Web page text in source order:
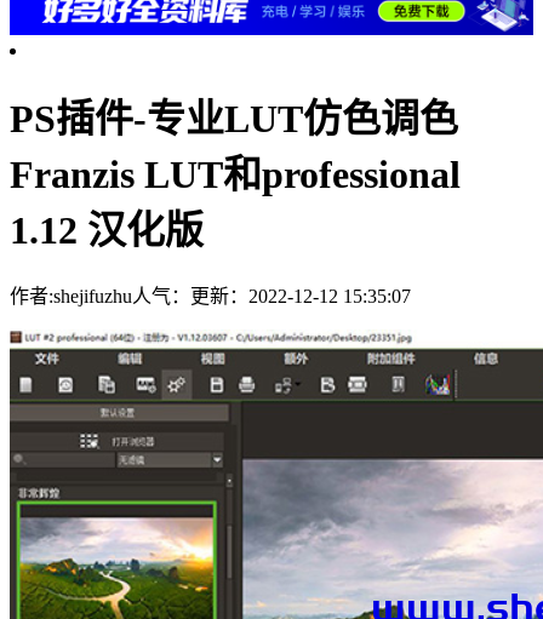
PS插件-专业LUT仿色调色
Franzis LUT和professional
1.12 汉化版
作者:shejifuzhu人气： 更新：2022-12-12 15:35:07